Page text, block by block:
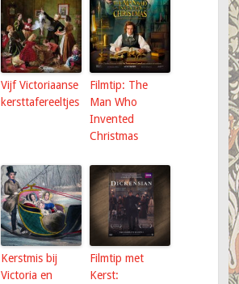
Vijf Victoriaanse
kersttafereeltjes
Filmtip: The
Man Who
Invented
Christmas
Kerstmis bij
Victoria en
Filmtip met
Kerst: